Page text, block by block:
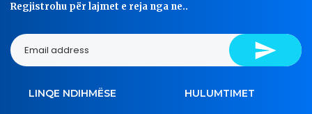
Regjistrohu për lajmet e reja nga ne..
LINQE NDIHMËSE HULUMTIMET